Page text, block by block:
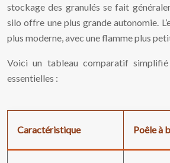
stockage des granulés se fait
silo offre une plus grande autonomie.
plus moderne, avec une flamme plus
Voici un tableau comparatif
essentielles :
Caractéristique Poêle à